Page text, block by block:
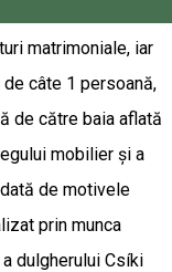
bună dispoziţie.
matrimoniale, iar
câte 1 persoană,
de către baia aflată
mobilier şi a
de motivele
prin munca
dulgherului Csíki